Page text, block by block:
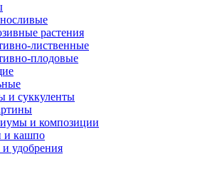
растения
лиственные
плодовые
и суккуленты
и композиции
и кашпо
удобрения